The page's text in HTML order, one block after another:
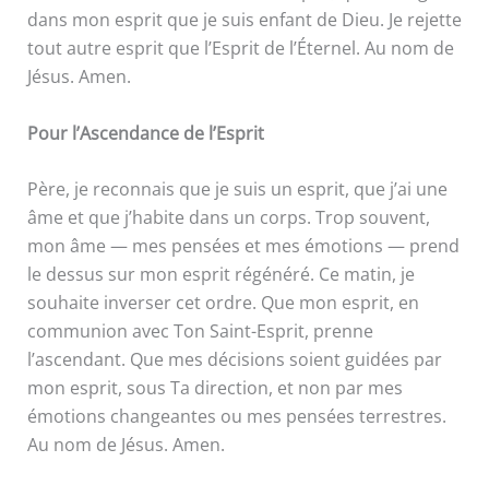
dans mon esprit que je suis enfant de Dieu. Je rejette
tout autre esprit que l’Esprit de l’Éternel. Au nom de
Jésus. Amen.
Pour l’Ascendance de l’Esprit
Père, je reconnais que je suis un esprit, que j’ai une
âme et que j’habite dans un corps. Trop souvent,
mon âme — mes pensées et mes émotions — prend
le dessus sur mon esprit régénéré. Ce matin, je
souhaite inverser cet ordre. Que mon esprit, en
communion avec Ton Saint-Esprit, prenne
l’ascendant. Que mes décisions soient guidées par
mon esprit, sous Ta direction, et non par mes
émotions changeantes ou mes pensées terrestres.
Au nom de Jésus. Amen.